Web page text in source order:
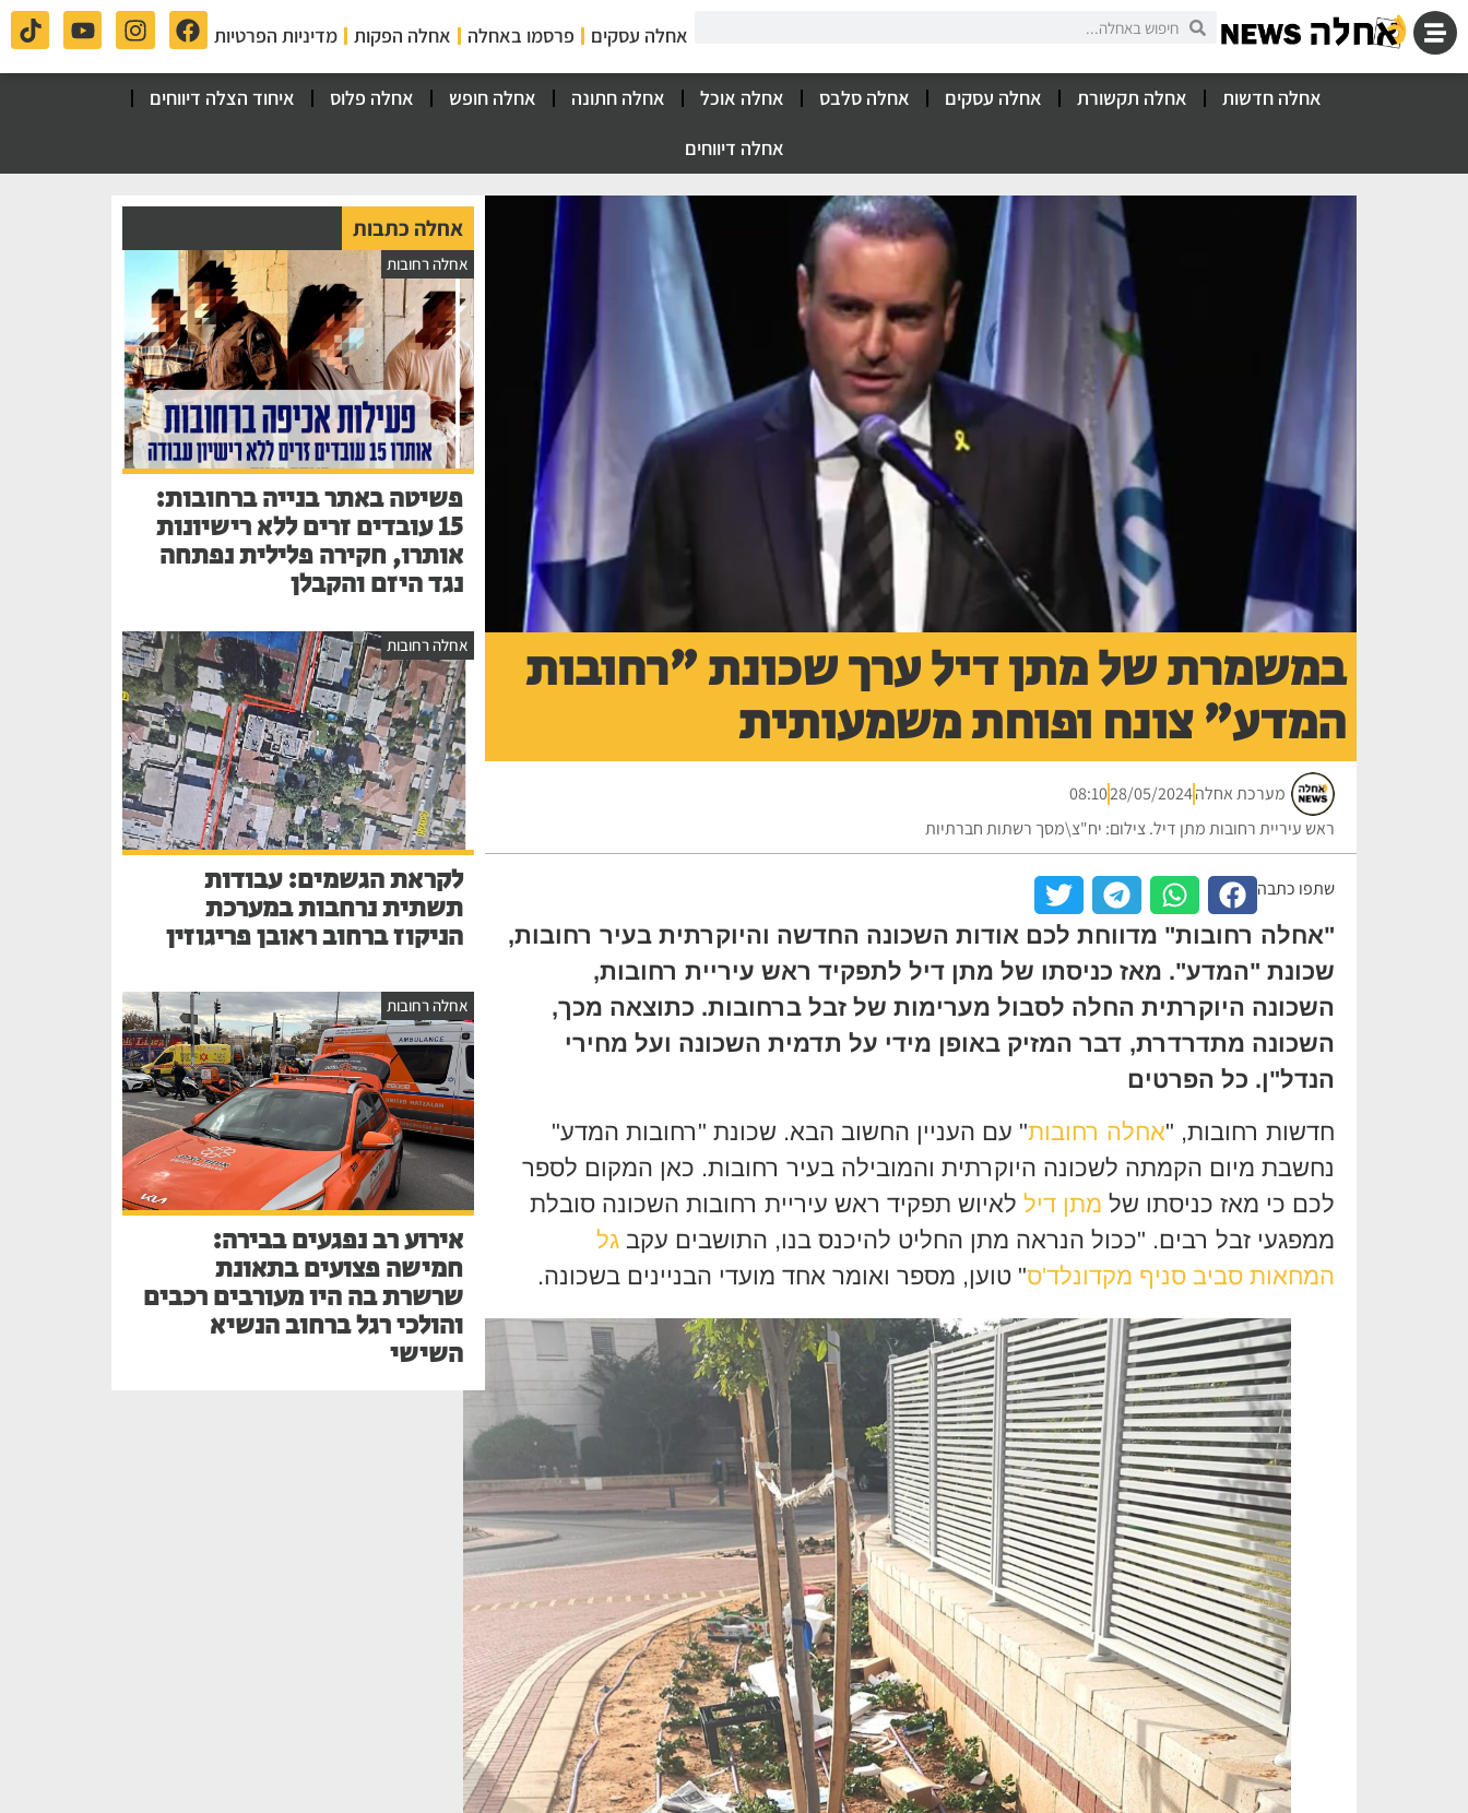
אחלה עסקים פרסמו באחלה אחלה הפקות מדיניות הפרטיות
אחלה חדשות אחלה תקשורת אחלה עסקים אחלה סלבס אחלה אוכל אחלה חתונה אחלה חופש אחלה פלוס
איחוד הצלה דיווחים
אחלה דיווחים
במשמרת של מתן דיל ערך שכונת "רחובות
המדע" צונח ופוחת משמעותית
מערכת אחלה28/05/2024
08:10
ראש עיריית רחובות מתן דיל. צילום: יח"צ\מסך רשתות חברתיות
שתפו כתבה
"אחלה רחובות" מדווחת לכם אודות השכונה החדשה והיוקרתית בעיר רחובות,
שכונת "המדע". מאז כניסתו של מתן דיל לתפקיד ראש עיריית רחובות,
השכונה היוקרתית החלה לסבול מערימות של זבל ברחובות. כתוצאה מכך,
השכונה מתדרדרת, דבר המזיק באופן מידי על תדמית השכונה ועל מחירי
הנדל"ן. כל הפרטים
חדשות רחובות, "אחלה רחובות" עם העניין החשוב הבא. שכונת "רחובות המדע"
נחשבת מיום הקמתה לשכונה היוקרתית והמובילה בעיר רחובות. כאן המקום לספר
לכם כי מאז כניסתו של מתן דיל לאיוש תפקיד ראש עיריית רחובות השכונה סובלת
ממפגעי זבל רבים. "ככול הנראה מתן החליט להיכנס בנו, התושבים עקב גל
המחאות סביב סניף מקדונלד'ס" טוען, מספר ואומר אחד מועדי הבניינים בשכונה.
אחלה כתבות
אחלה רחובות
פשיטה באתר בנייה ברחובות:
15 עובדים זרים ללא רישיונות
אותרו, חקירה פלילית נפתחה
נגד היזם והקבלן
אחלה רחובות
לקראת הגשמים: עבודות
תשתית נרחבות במערכת
הניקוז ברחוב ראובן פריגוזין
אחלה רחובות
אירוע רב נפגעים בבירה:
חמישה פצועים בתאונת
שרשרת בה היו מעורבים רכבים
והולכי רגל ברחוב הנשיא
השישי